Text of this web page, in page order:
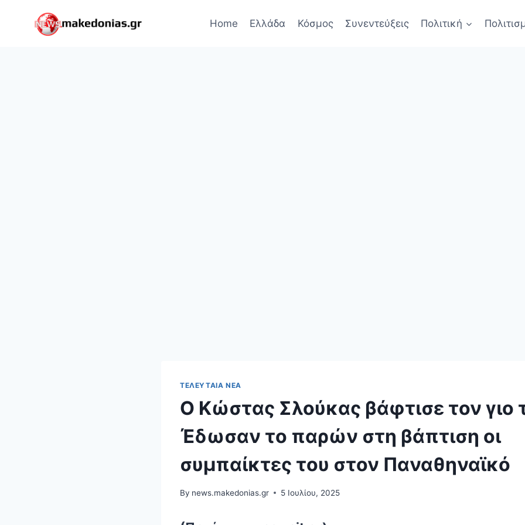
Home Ελλάδα Κόσμος Συνεντεύξεις Πολιτική
ΤΕΛΕΥΤΑΊΑ ΝΈΑ
Ο Κώστας Σλούκας βάφτισε τον γιο
Έδωσαν το παρών στη βάπτιση οι
συμπαίκτες του στον Παναθηναϊκό
By news.makedonias.gr 5 Ιουλίου, 2025